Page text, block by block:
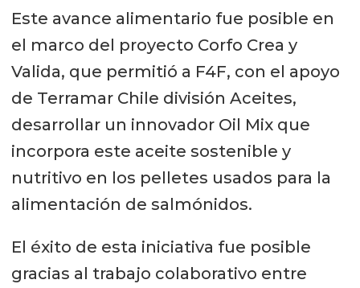
Este avance alimentario fue posible en
el marco del proyecto Corfo Crea y
Valida, que permitió a F4F, con el apoyo
de Terramar Chile división Aceites,
desarrollar un innovador Oil Mix que
incorpora este aceite sostenible y
nutritivo en los pelletes usados para la
alimentación de salmónidos.
El éxito de esta iniciativa fue posible
gracias al trabajo colaborativo entre